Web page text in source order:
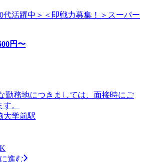
代活躍中＞＜即戦力募集！＞スーパー
円〜
勤務地につきましては、面接時にご
。
大学前駅
進む